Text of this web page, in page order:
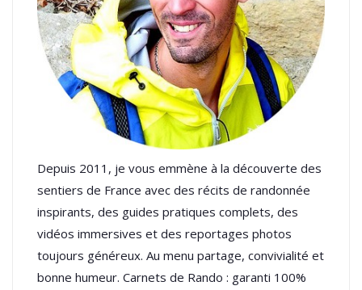
Depuis 2011, je vous emmène à la découverte des
sentiers de France avec des récits de randonnée
inspirants, des guides pratiques complets, des
vidéos immersives et des reportages photos
toujours généreux. Au menu partage, convivialité et
bonne humeur. Carnets de Rando : garanti 100%